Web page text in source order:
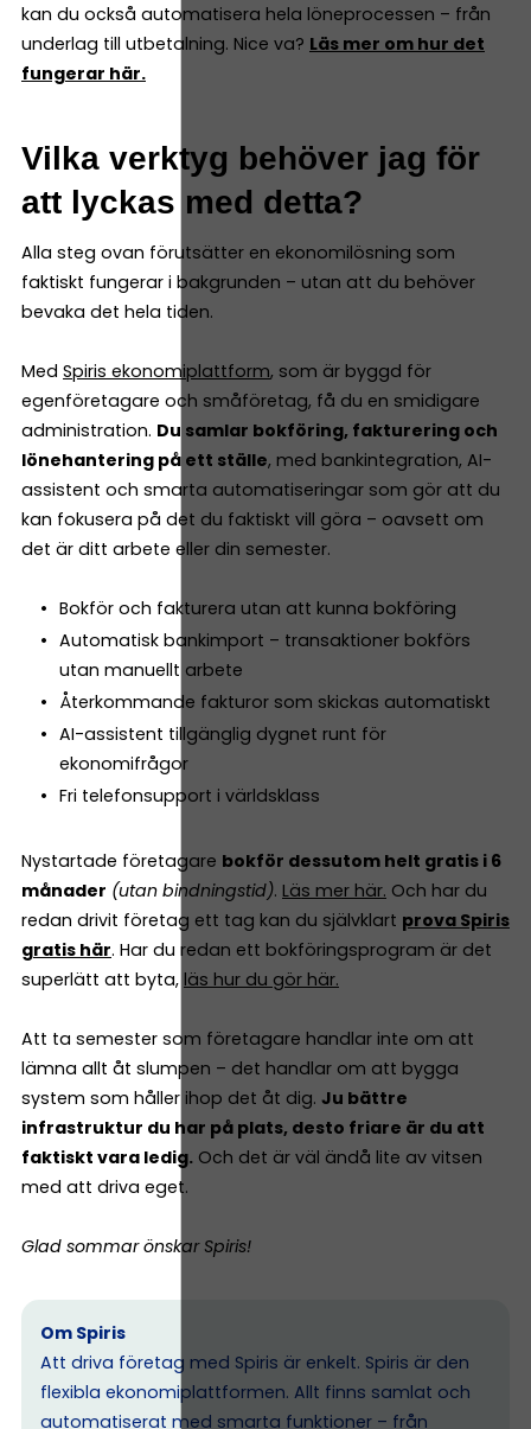
kan du också automatisera hela löneprocessen – från
underlag till utbetalning. Nice va? Läs mer om hur det
fungerar här.
Vilka verktyg behöver jag för
att lyckas med detta?
Alla steg ovan förutsätter en ekonomilösning som
faktiskt fungerar i bakgrunden – utan att du behöver
bevaka det hela tiden.
Med Spiris ekonomiplattform, som är byggd för
egenföretagare och småföretag, få du en smidigare
administration. Du samlar bokföring, fakturering och
lönehantering på ett ställe, med bankintegration, AI-
assistent och smarta automatiseringar som gör att du
kan fokusera på det du faktiskt vill göra – oavsett om
det är ditt arbete eller din semester.
Bokför och fakturera utan att kunna bokföring
Automatisk bankimport – transaktioner bokförs
utan manuellt arbete
Återkommande fakturor som skickas automatiskt
AI-assistent tillgänglig dygnet runt för
ekonomifrågor
Fri telefonsupport i världsklass
Nystartade företagare bokför dessutom helt gratis i 6
månader (utan bindningstid). Läs mer här. Och har du
redan drivit företag ett tag kan du självklart prova Spiris
gratis här. Har du redan ett bokföringsprogram är det
superlätt att byta, läs hur du gör här.
Att ta semester som företagare handlar inte om att
lämna allt åt slumpen – det handlar om att bygga
system som håller ihop det åt dig. Ju bättre
infrastruktur du har på plats, desto friare är du att
faktiskt vara ledig. Och det är väl ändå lite av vitsen
med att driva eget.
Glad sommar önskar Spiris!
Om Spiris
Att driva företag med Spiris är enkelt. Spiris är den
flexibla ekonomiplattformen. Allt finns samlat och
automatiserat med smarta funktioner – från